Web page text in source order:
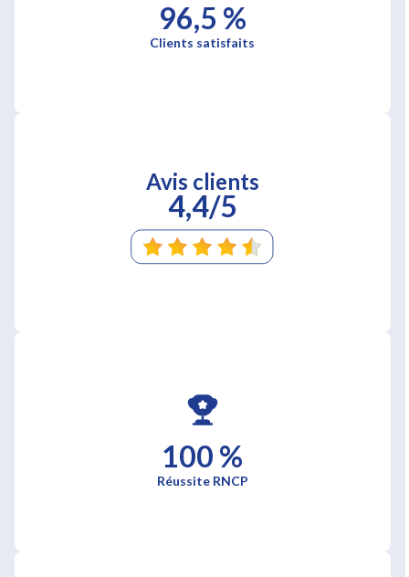
96,5 %
Clients satisfaits
Avis clients
4,4/5
100 %
Réussite RNCP